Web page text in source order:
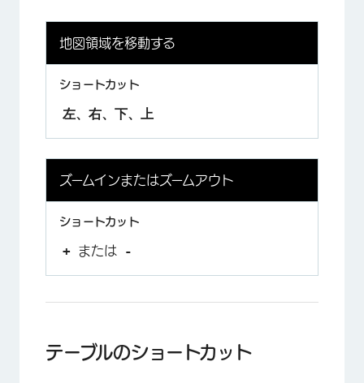
地図領域を移動する
左、右、下、上
ズームインまたはズームアウト
+ または -
テーブルのショートカット